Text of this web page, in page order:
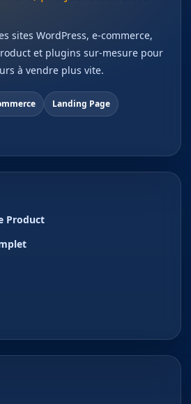
sites WordPress, e-commerce,
et plugins sur-mesure pour
à vendre plus vite.
Landing Page
Product